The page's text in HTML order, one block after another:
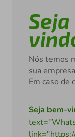
Nós temos
sua
Em caso de
Seja bem-